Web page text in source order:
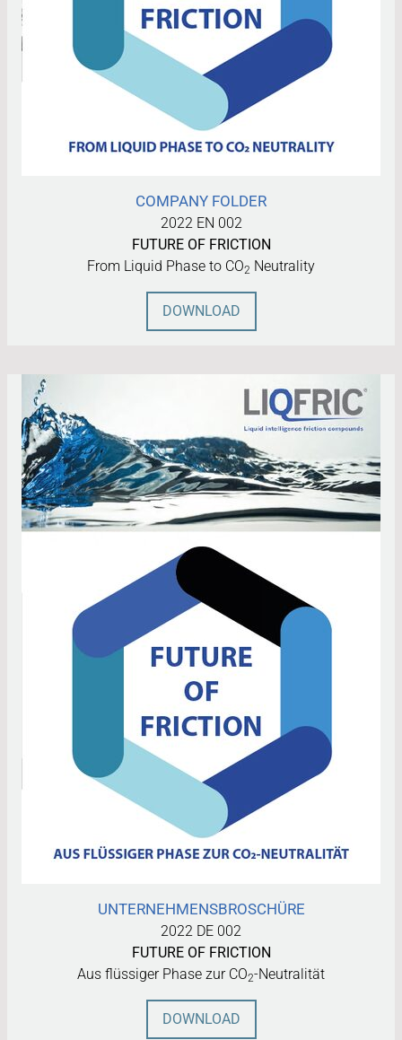
COMPANY FOLDER
2022 EN 002
FUTURE OF FRICTION
From Liquid Phase to CO2 Neutrality
DOWNLOAD
UNTERNEHMENSBROSCHÜRE
2022 DE 002
FUTURE OF FRICTION
Aus flüssiger Phase zur CO2-Neutralität
DOWNLOAD